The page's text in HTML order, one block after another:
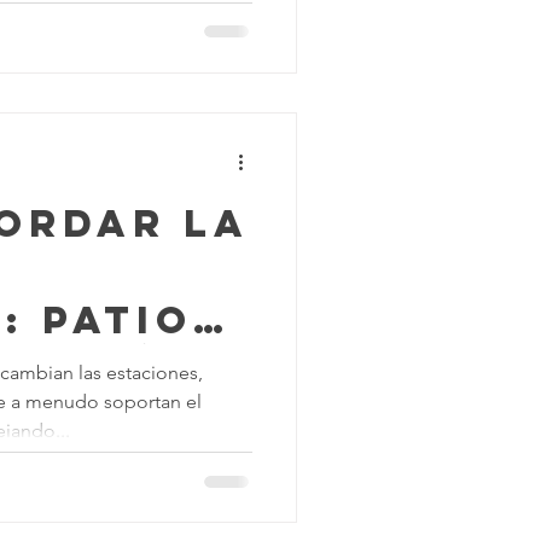
Construcción
tu
la
Patios,
y Más
las estaciones,
a menudo soportan el